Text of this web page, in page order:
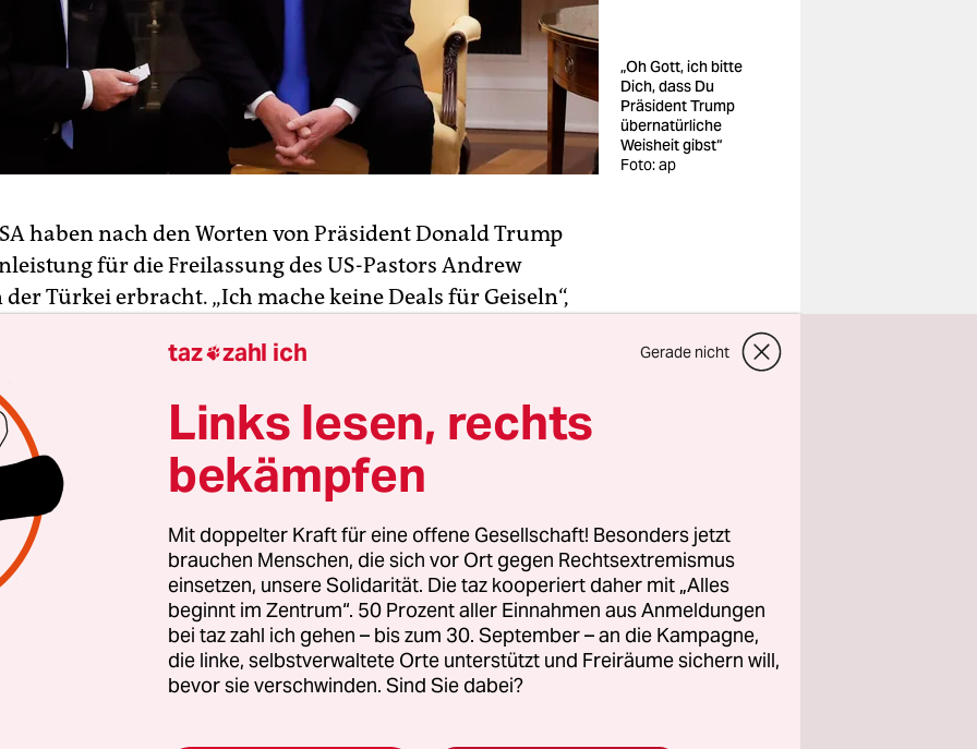
„Oh Gott, ich bitte
Dich, dass Du
Präsident Trump
übernatürliche
Weisheit gibst“
Foto: ap
haben nach den Worten von Präsident Donald Trump
für die Freilassung des US-Pastors Andrew
Türkei erbracht. „Ich mache keine Deals für Geiseln“,
und Rückkehr von Pastor Andrew Brunson gemacht.“
Brunsons im Weißen Haus am Samstag bedankte
beim türkischen Präsidenten Recep Tayyip
möchte Präsident Erdogan dafür danken, das ermöglicht
er. „Es war nicht leicht, und es war für ihn nicht
taz zahl ich Gerade nicht
Links lesen, rechts
bekämpfen
Mit doppelter Kraft für eine offene Gesellschaft! Besonders jetzt
brauchen Menschen, die sich vor Ort gegen Rechtsextremismus
einsetzen, unsere Solidarität. Die taz kooperiert daher mit „Alles
beginnt im Zentrum“. 50 Prozent aller Einnahmen aus Anmeldungen
bei taz zahl ich gehen – bis zum 30. September – an die Kampagne,
die linke, selbstverwaltete Orte unterstützt und Freiräume sichern will,
bevor sie verschwinden. Sind Sie dabei?